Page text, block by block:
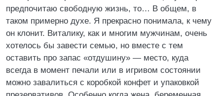
предпочитаю свободную жизнь, то… В общем, в
таком примерно духе. Я прекрасно понимала, к чему
он клонит. Виталику, как и многим мужчинам, очень
хотелось бы завести семью, но вместе с тем
оставить про запас «отдушину» — место, куда
всегда в момент печали или в игривом состоянии
можно завалиться с коробкой конфет и упаковкой